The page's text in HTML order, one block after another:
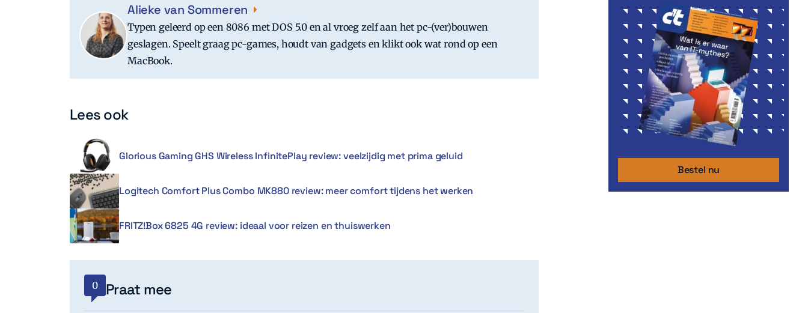
Alieke van Sommeren
Typen geleerd op een 8086 met DOS 5.0 en al vroeg zelf aan het pc-(ver)bouwen
geslagen. Speelt graag pc-games, houdt van gadgets en klikt ook wat rond op een
MacBook.
Lees ook
Glorious Gaming GHS Wireless InfinitePlay review: veelzijdig met prima geluid
Logitech Comfort Plus Combo MK880 review: meer comfort tijdens het werken
FRITZ!Box 6825 4G review: ideaal voor reizen en thuiswerken
0 Praat mee
Bestel nu